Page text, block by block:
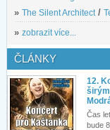
» The Silent Architect /
» zobrazit více...
ČLÁNKY
12.
Čas
bude